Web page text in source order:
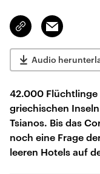
Link
kopieren/teilen
Email
Audio
42.000 Flüchtlinge
griechischen
Tsianos. Bis das
noch eine Frage
leeren Hotels auf